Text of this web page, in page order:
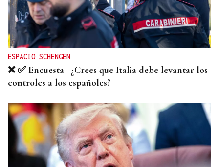
PILLADOS 'IN FRAGANTI'
Sorprendidos mientras huían a pie con el botín:
dos detenidos por un robo con fuerza en Pereiro
de Aguiar
ESPACIO SCHENGEN
❌ ✅ Encuesta | ¿Crees que Italia debe levantar los
controles a los españoles?